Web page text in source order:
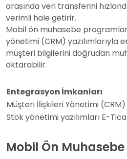
arasında veri transferini
verimli hale getirir.
Mobil ön muhasebe
yönetimi (CRM) yazılımlarıyla
müşteri bilgilerini doğrudan
aktarabilir.
Entegrasyon İmkanları
Müşteri İlişkileri Yönetimi (CRM)
Stok yönetimi yazılımları E-
Mobil Ön